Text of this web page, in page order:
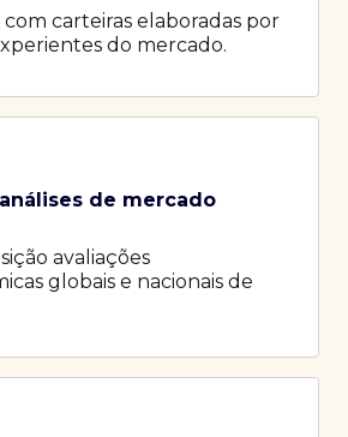
com carteiras elaboradas por
do mercado.
de mercado
avaliações
globais e nacionais de